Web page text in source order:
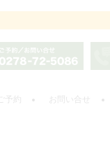
お問い合せ